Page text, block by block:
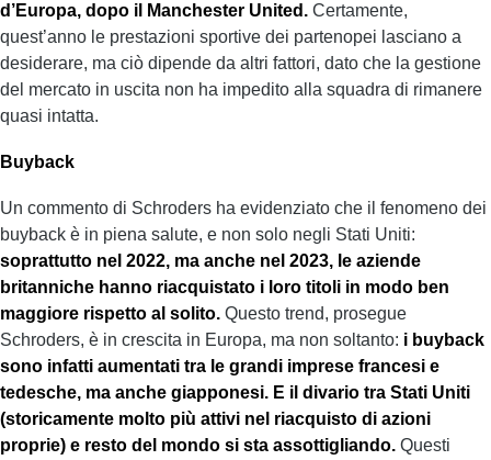
d’Europa, dopo il Manchester United. Certamente,
quest’anno le prestazioni sportive dei partenopei lasciano a
desiderare, ma ciò dipende da altri fattori, dato che la gestione
del mercato in uscita non ha impedito alla squadra di rimanere
quasi intatta.
Buyback
Un commento di Schroders ha evidenziato che il fenomeno dei
buyback è in piena salute, e non solo negli Stati Uniti:
soprattutto nel 2022, ma anche nel 2023, le aziende
britanniche hanno riacquistato i loro titoli in modo ben
maggiore rispetto al solito. Questo trend, prosegue
Schroders, è in crescita in Europa, ma non soltanto: i buyback
sono infatti aumentati tra le grandi imprese francesi e
tedesche, ma anche giapponesi. E il divario tra Stati Uniti
(storicamente molto più attivi nel riacquisto di azioni
proprie) e resto del mondo si sta assottigliando. Questi